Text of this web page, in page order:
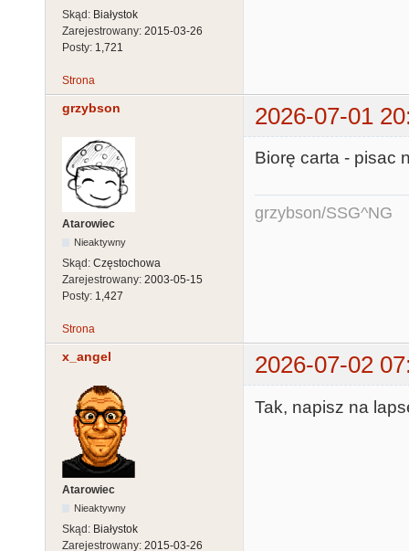
Skąd: Białystok
Zarejestrowany: 2015-03-26
Posty: 1,721
Strona
grzybson 2026-07-01
Atarowiec
Nieaktywny
Skąd: Częstochowa
Zarejestrowany: 2003-05-15
Posty: 1,427
Biorę carta - pisac
grzybson/SSG^NG
Strona
x_angel 2026-07-02
Atarowiec
Nieaktywny
Skąd: Białystok
Zarejestrowany: 2015-03-26
Tak, napisz na